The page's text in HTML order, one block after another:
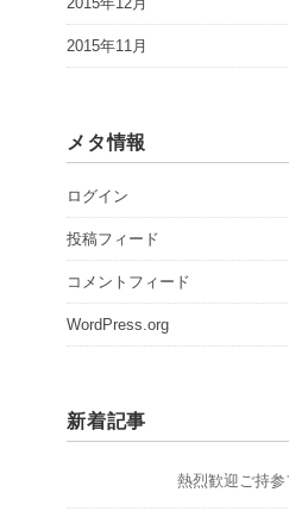
2015年11月
メタ情報
ログイン
投稿フィード
コメントフィード
WordPress.org
新着記事
熱烈歓迎ご持